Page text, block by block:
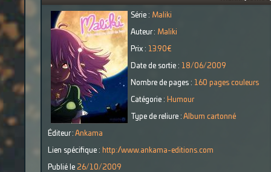
Série : Maliki
Auteur : Maliki
Prix : 13.90€
Date de sortie : 18/06/2009
Nombre de pages : 160 pages couleurs
Catégorie : Humour
Type de reliure : Album cartonné
Éditeur : Ankama
Lien spécifique : http://www.ankama-editions.com
Publié le 26/10/2009